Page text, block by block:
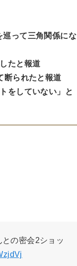
巡って三角関係にな
たと報道
断られたと報道
をしていない」と
の密会2ショッ